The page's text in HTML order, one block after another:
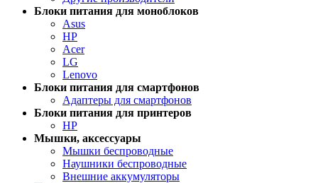
Блоки питания для моноблоков
Asus
HP
Acer
LG
Lenovo
Блоки питания для смартфонов
Адаптеры для смартфонов
Блоки питания для принтеров
HP
Мышки, аксессуары
Мышки беспроводные
Наушники беспроводные
Внешние аккумуляторы